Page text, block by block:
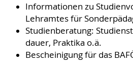
Informationen zu
Lehramtes für
Studienberatung:
dauer, Praktika o.ä.
Bescheinigung für das